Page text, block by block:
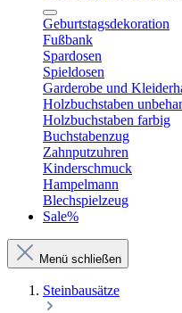
Geburtstagsdekoration
Fußbank
Spardosen
Spieldosen
Garderobe und
Holzbuchstaben
Holzbuchstaben farbig
Buchstabenzug
Zahnputzuhren
Kinderschmuck
Hampelmann
Blechspielzeug
Sale%
Menü schließen
Steinbausätze